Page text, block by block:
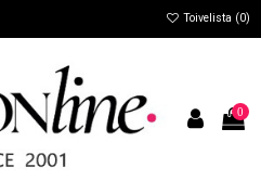
Toivelista (0)
0